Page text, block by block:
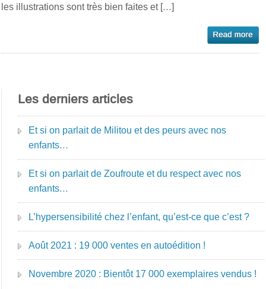
les illustrations sont très bien faites et […]
Les derniers articles
Et si on parlait de Militou et des peurs avec nos
enfants…
Et si on parlait de Zoufroute et du respect avec nos
enfants…
L’hypersensibilité chez l’enfant, qu’est-ce que c’est ?
Août 2021 : 19 000 ventes en autoédition !
Novembre 2020 : Bientôt 17 000 exemplaires vendus !